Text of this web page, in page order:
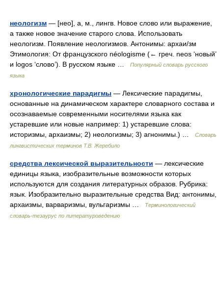
неологизм — [нео], а, м., лингв. Новое слово или выражение,
а также новое значение старого слова. Использовать
неологизм. Появление неологизмов. Антонимы: архаи/зм
Этимология: От французского néologisme (← греч. neos ‘новый’
и logos ‘слово’). В русском языке …
Популярный словарь русского
языка
хронологические парадигмы — Лексические парадигмы,
основанные на динамическом характере словарного состава и
осознаваемые современными носителями языка как
устаревшие или новые например: 1) устаревшие слова:
историзмы, архаизмы; 2) неологизмы; 3) агнонимы.) …
Словарь
лингвистических терминов Т.В. Жеребило
средства лексической выразительности — лексические
единицы языка, изобразительные возможности которых
используются для создания литературных образов. Рубрика:
язык. Изобразительно выразительные средства Вид: антонимы,
архаизмы, варваризмы, вульгаризмы …
Терминологический
словарь-тезаурус по литературоведению